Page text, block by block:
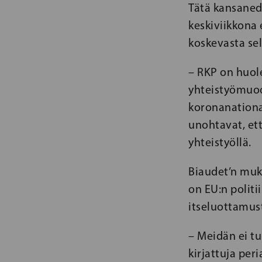
Tätä
keskiviikkona
koskevasta
– RKP on
unohtavat,
yhteistyöllä.
Biaudet’n
on EU:n
– Meidän ei
kirjattuja